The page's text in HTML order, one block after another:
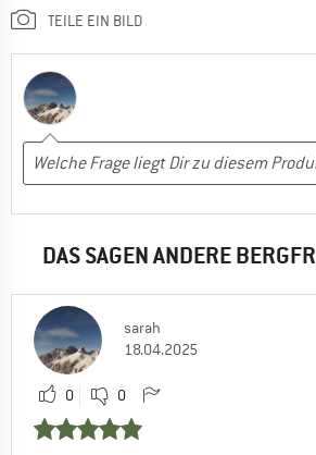
TEILE EIN BILD
DAS SAGEN ANDERE
sarah
18.04.2025
0 0